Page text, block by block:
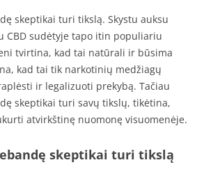
skeptikai turi tikslą. Skystu auksu
CBD sudėtyje tapo itin populiariu
tvirtina, kad tai natūrali ir būsima
kad tai tik narkotinių medžiagų
ir legalizuoti prekybą. Tačiau
skeptikai turi savų tikslų, tikėtina,
atvirkštinę nuomonę visuomenėje.
skeptikai turi tikslą